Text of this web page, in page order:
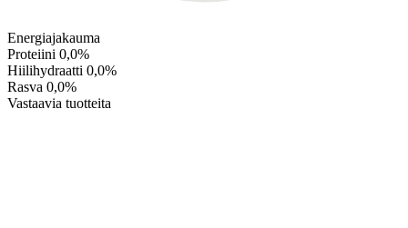
Energiajakauma
Proteiini 0,0%
Hiilihydraatti 0,0%
Rasva 0,0%
Vastaavia tuotteita